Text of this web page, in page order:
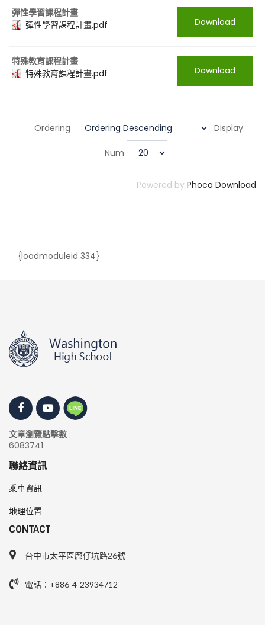
彈性學習課程計畫
彈性學習課程計畫.pdf
Download
特殊教育課程計畫
特殊教育課程計畫.pdf
Download
Ordering Display
Num
Powered by Phoca Download
{loadmoduleid 334}
文章瀏覽點擊數
6083741
聯絡資訊
乘車資訊
地理位置
CONTACT
台中市太平區廍仔坑路26號
電話：+886-4-23934712